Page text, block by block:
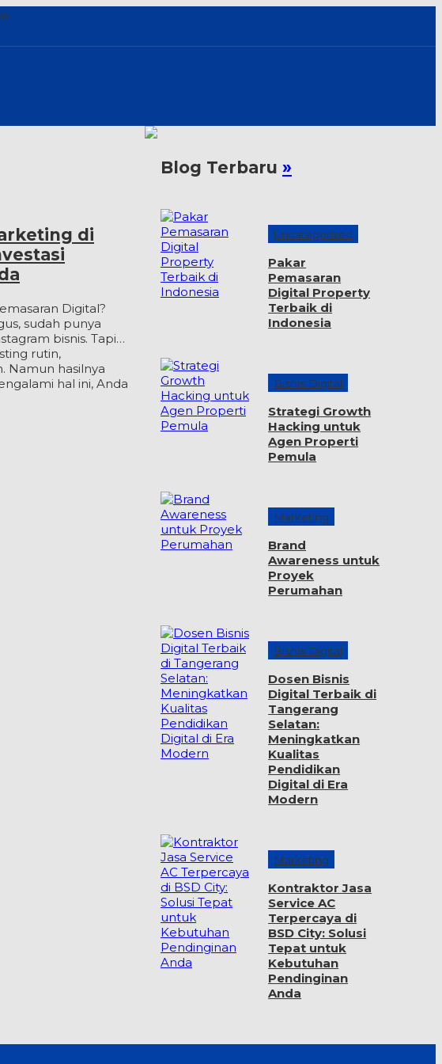
di
Digital?
sudah punya
bisnis. Tapi…
rutin,
Namun hasilnya
hal ini, Anda
Blog Terbaru »
Uncategorized
Pakar
Pemasaran
Digital Property
Terbaik di
Indonesia
Bisnis Digital
Strategi Growth
Hacking untuk
Agen Properti
Pemula
Marketing
Brand
Awareness untuk
Proyek
Perumahan
Bisnis Digital
Dosen Bisnis
Digital Terbaik di
Tangerang
Selatan:
Meningkatkan
Kualitas
Pendidikan
Digital di Era
Modern
Marketing
Kontraktor Jasa
Service AC
Terpercaya di
BSD City: Solusi
Tepat untuk
Kebutuhan
Pendinginan
Anda